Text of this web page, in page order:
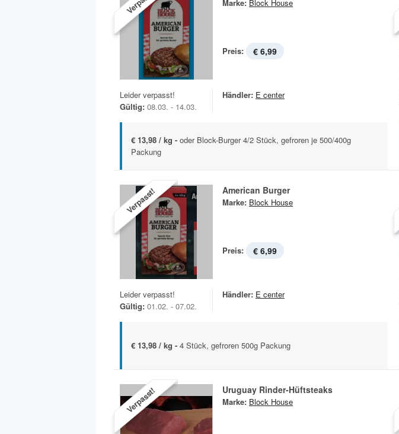
Marke: Block House
Preis: € 6,99
Leider verpasst!
Gültig: 08.03. - 14.03.
Händler: E center
€ 13,98 / kg - oder Block-Burger 4/2 Stück, gefroren je 500/400g
Packung
Verpasst! American Burger
Marke: Block House
Preis: € 6,99
Leider verpasst!
Gültig: 01.02. - 07.02.
Händler: E center
€ 13,98 / kg - 4 Stück, gefroren 500g Packung
Verpasst! Uruguay Rinder-Hüftsteaks
Marke: Block House